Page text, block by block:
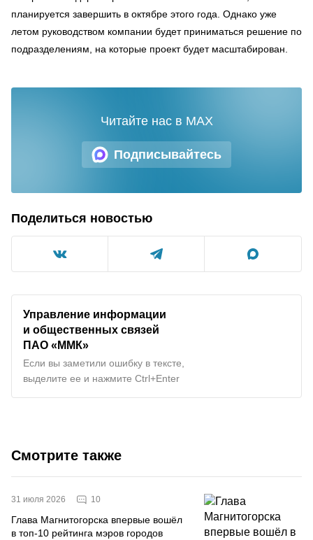
планируется завершить в октябре этого года. Однако уже
летом руководством компании будет приниматься решение по
подразделениям, на которые проект будет масштабирован.
Подписывайтесь
Читайте нас в MAX
Поделиться новостью
Управление информации
и общественных связей
ПАО «ММК»
Если вы заметили ошибку в тексте,
выделите ее и нажмите Ctrl+Enter
Смотрите также
31 июля 2026 10
Глава Магнитогорска впервые вошёл
в топ-10 рейтинга мэров городов